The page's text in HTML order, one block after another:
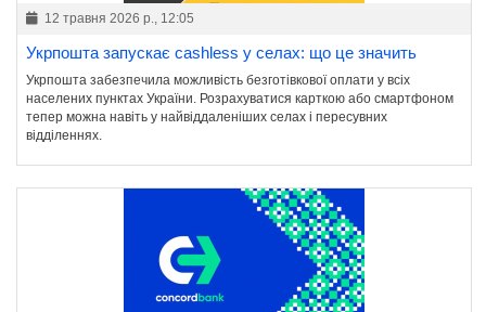
12 травня 2026 р., 12:05
Укрпошта запускає cashless у селах: що це значить
Укрпошта забезпечила можливість безготівкової оплати у всіх
населених пунктах України. Розрахуватися карткою або смартфоном
тепер можна навіть у найвіддаленіших селах і пересувних
відділеннях.